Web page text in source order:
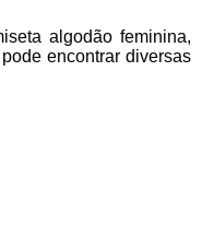
Private
para Pequenas
Private Label Roupas
algodão feminina,
encontrar diversas